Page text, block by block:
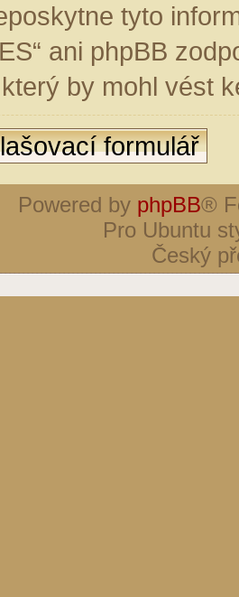
tyto
ani phpBB
by mohl vést
formulář
Powered by phpBB®
Pro Ubuntu
Český